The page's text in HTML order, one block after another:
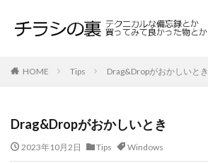
HOME Tips Drag&Dropがおかしいとき
Drag&Dropがおかしいとき
2023年10月2日 Tips Windows